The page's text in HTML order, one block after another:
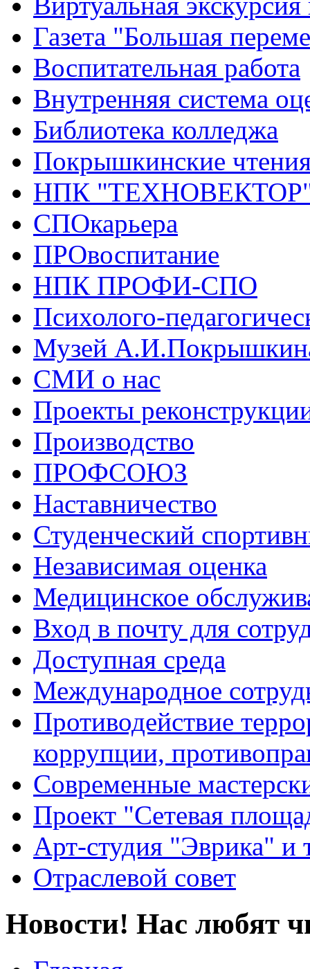
Газета "Большая
Воспитательная работа
Внутренняя система
Библиотека колледжа
Покрышкинские
НПК
СПОкарьера
ПРОвоспитание
НПК ПРОФИ-СПО
Психолого-
Музей
СМИ о нас
Проекты
Производство
ПРОФСОЮЗ
Наставничество
Студенческий
Независимая оценка
Медицинское
Вход в почту для
Доступная среда
Международное
Противодействие
коррупции,
Современные
Проект "Сетевая
Арт-студия "Эврика" и
Отраслевой совет
Новости! Нас любят